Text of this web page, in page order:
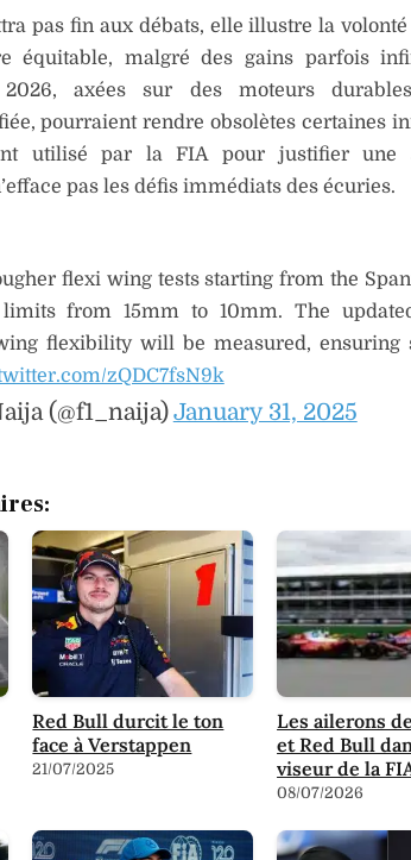
pas fin aux débats, elle illustre la
équitable, malgré des gains parfois
axées sur des moteurs
pourraient rendre obsolètes certaines
utilisé par la FIA pour justifier une
pas les défis immédiats des écuries.
flexi wing tests starting from the
from 15mm to 10mm. The
flexibility will be measured, ensuring
zQDC7fsN9k
(@f1_naija)January 31, 2025
Red Bull durcit le ton
face à Verstappen
21/07/2025
Les ailerons
et Red Bull
viseur de la
08/07/2026